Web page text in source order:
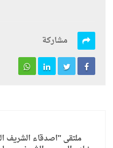
مشاركة
ملتقى "اصدقاء الشريف